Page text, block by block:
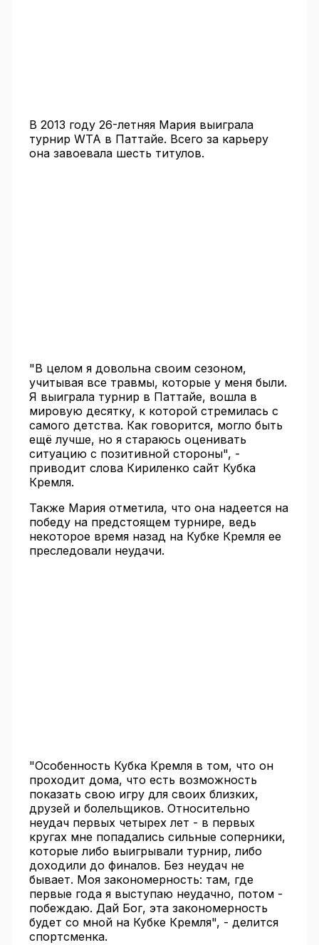
В 2013 году 26-летняя Мария выиграла
турнир WTA в Паттайе. Всего за карьеру
она завоевала шесть титулов.
"В целом я довольна своим сезоном,
учитывая все травмы, которые у меня были.
Я выиграла турнир в Паттайе, вошла в
мировую десятку, к которой стремилась с
самого детства. Как говорится, могло быть
ещё лучше, но я стараюсь оценивать
ситуацию с позитивной стороны", -
приводит слова Кириленко сайт Кубка
Кремля.
Также Мария отметила, что она надеется на
победу на предстоящем турнире, ведь
некоторое время назад на Кубке Кремля ее
преследовали неудачи.
"Особенность Кубка Кремля в том, что он
проходит дома, что есть возможность
показать свою игру для своих близких,
друзей и болельщиков. Относительно
неудач первых четырех лет - в первых
кругах мне попадались сильные соперники,
которые либо выигрывали турнир, либо
доходили до финалов. Без неудач не
бывает. Моя закономерность: там, где
первые года я выступаю неудачно, потом -
побеждаю. Дай Бог, эта закономерность
будет со мной на Кубке Кремля", - делится
спортсменка.